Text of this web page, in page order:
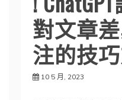
對文章
注的技
10 5 月, 2023